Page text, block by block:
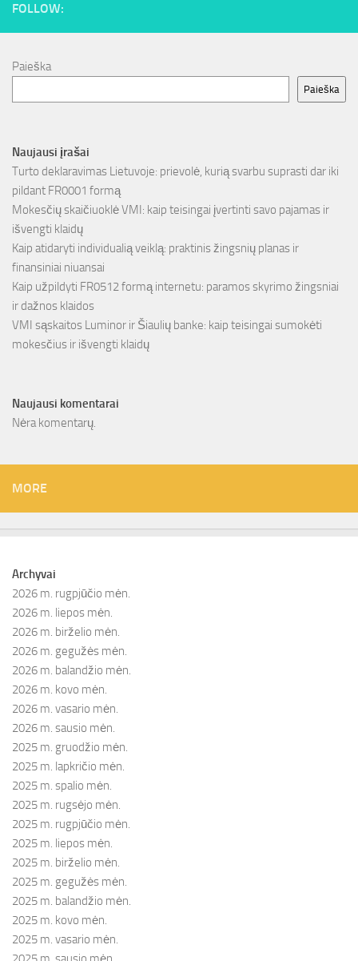
FOLLOW:
Paieška
Paieška
Naujausi įrašai
Turto deklaravimas Lietuvoje: prievolė, kurią svarbu suprasti dar iki
pildant FR0001 formą
Mokesčių skaičiuoklė VMI: kaip teisingai įvertinti savo pajamas ir
išvengti klaidų
Kaip atidaryti individualią veiklą: praktinis žingsnių planas ir
finansiniai niuansai
Kaip užpildyti FR0512 formą internetu: paramos skyrimo žingsniai
ir dažnos klaidos
VMI sąskaitos Luminor ir Šiaulių banke: kaip teisingai sumokėti
mokesčius ir išvengti klaidų
Naujausi komentarai
Nėra komentarų.
MORE
Archyvai
2026 m. rugpjūčio mėn.
2026 m. liepos mėn.
2026 m. birželio mėn.
2026 m. gegužės mėn.
2026 m. balandžio mėn.
2026 m. kovo mėn.
2026 m. vasario mėn.
2026 m. sausio mėn.
2025 m. gruodžio mėn.
2025 m. lapkričio mėn.
2025 m. spalio mėn.
2025 m. rugsėjo mėn.
2025 m. rugpjūčio mėn.
2025 m. liepos mėn.
2025 m. birželio mėn.
2025 m. gegužės mėn.
2025 m. balandžio mėn.
2025 m. kovo mėn.
2025 m. vasario mėn.